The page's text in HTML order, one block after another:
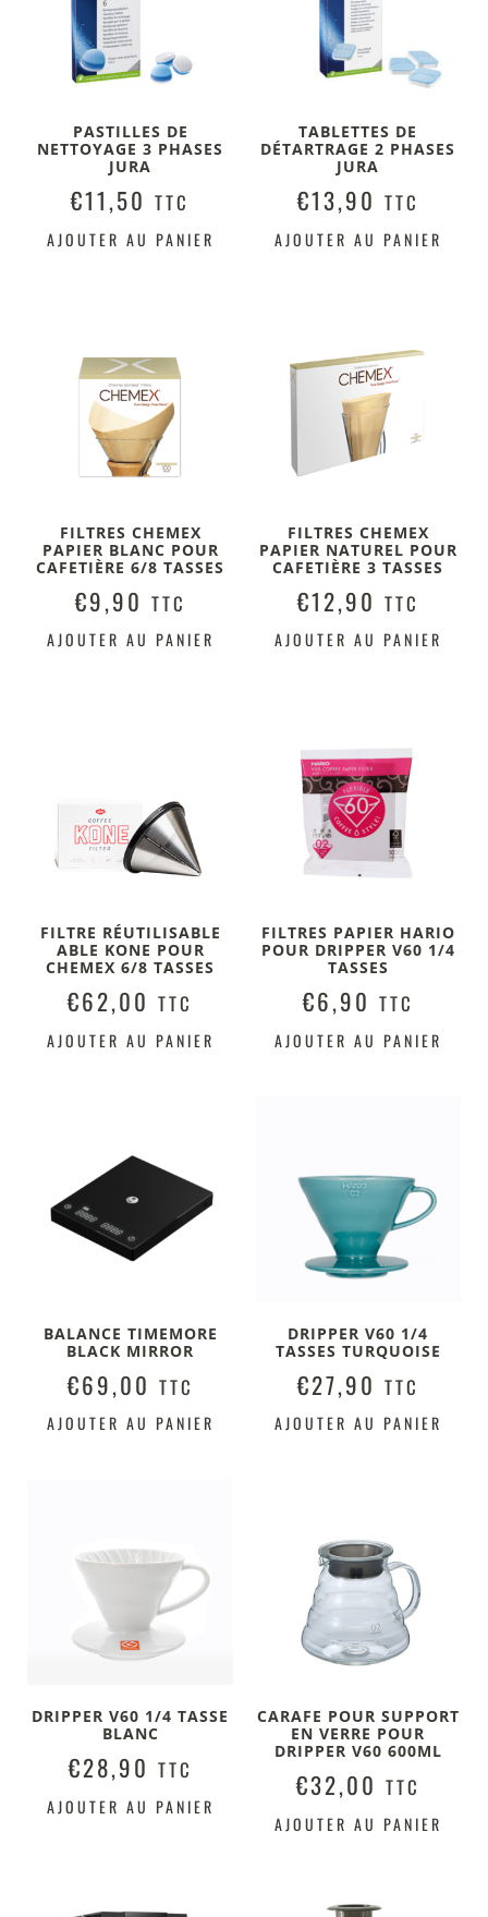
PASTILLES DE
NETTOYAGE 3 PHASES
JURA
€11,50 TTC
AJOUTER AU PANIER
TABLETTES DE
DÉTARTRAGE 2 PHASES
JURA
€13,90 TTC
AJOUTER AU PANIER
FILTRES CHEMEX
PAPIER BLANC POUR
CAFETIÈRE 6/8 TASSES
€9,90 TTC
AJOUTER AU PANIER
FILTRES CHEMEX
PAPIER NATUREL POUR
CAFETIÈRE 3 TASSES
€12,90 TTC
AJOUTER AU PANIER
FILTRE RÉUTILISABLE
ABLE KONE POUR
CHEMEX 6/8 TASSES
€62,00 TTC
AJOUTER AU PANIER
FILTRES PAPIER HARIO
POUR DRIPPER V60 1/4
TASSES
€6,90 TTC
AJOUTER AU PANIER
BALANCE TIMEMORE
BLACK MIRROR
€69,00 TTC
AJOUTER AU PANIER
DRIPPER V60 1/4
TASSES TURQUOISE
€27,90 TTC
AJOUTER AU PANIER
DRIPPER V60 1/4 TASSE
BLANC
€28,90 TTC
AJOUTER AU PANIER
CARAFE POUR SUPPORT
EN VERRE POUR
DRIPPER V60 600ML
€32,00 TTC
AJOUTER AU PANIER